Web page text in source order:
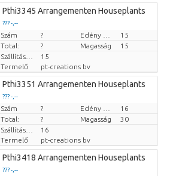
Pthi3345 Arrangementen Houseplants
??? -,--
Darabb ár
Szám ?
15
Total:
? Magasság
15
Szállítási magasság
15
Termelő
pt-creations bv
Pthi3351 Arrangementen Houseplants
??? -,--
Darabb ár
Szám ?
16
Total:
? Magasság
30
Szállítási magasság
16
Termelő
pt-creations bv
Pthi3418 Arrangementen Houseplants
??? -,--